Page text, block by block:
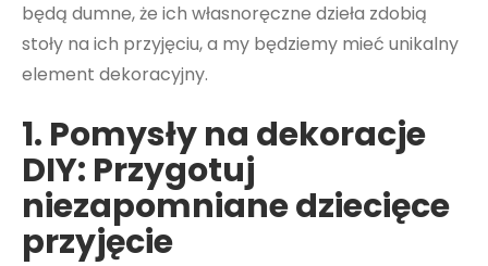
będą dumne, że ich własnoręczne dzieła zdobią
stoły na ich przyjęciu, a my będziemy mieć unikalny
element dekoracyjny.
1. Pomysły na dekoracje
DIY: Przygotuj
niezapomniane dziecięce
przyjęcie